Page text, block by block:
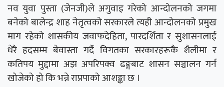
नव युवा पुस्ता (जेनजी)ले अगुवाइ गरेको आन्दोलनको जगमा
बनेको बालेन्द्र शाह नेतृत्वको सरकारले त्यही आन्दोलनको प्रमुख
माग रहेको शासकीय जवाफदेहिता, पारदर्शिता र सुशासनलाई
धेरै हदसम्म बेवास्ता गर्दै विगतका सरकारहरूकै शैलीमा र
कतिपय मुद्दामा अझ अपरिपक्व ढङ्गबाट शासन सञ्चालन गर्न
खोजेको हो कि भन्ने राप्रपाको आशङ्का छ ।